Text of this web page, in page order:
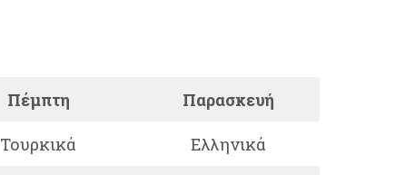
Πέμπτη Παρασκευή
Τουρκικά Ελληνικά